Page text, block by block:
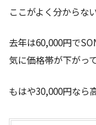
ここがよく分からな
去年は60,000円で
気に価格帯が下がっ
もはや30,000円なら